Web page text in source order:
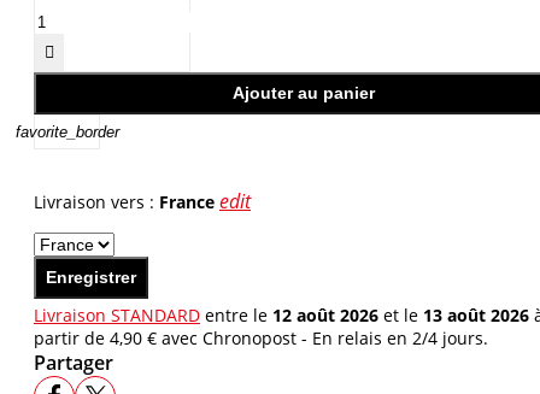

Ajouter au panier
favorite_border
Livraison vers : France edit
Enregistrer
Livraison STANDARD entre le 12 août 2026 et le 13 août 2026
partir de 4,90 € avec Chronopost - En relais en 2/4 jours.
Partager